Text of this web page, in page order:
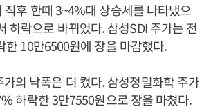
직후 한때 3~4%대 상승세를 나타냈으
하락으로 바뀌었다. 삼성SDI 주가는 전
한 10만6500원에 장을 마감했다.
의 낙폭은 더 컸다. 삼성정밀화학 주가
하락한 3만7550원으로 장을 마쳤다.